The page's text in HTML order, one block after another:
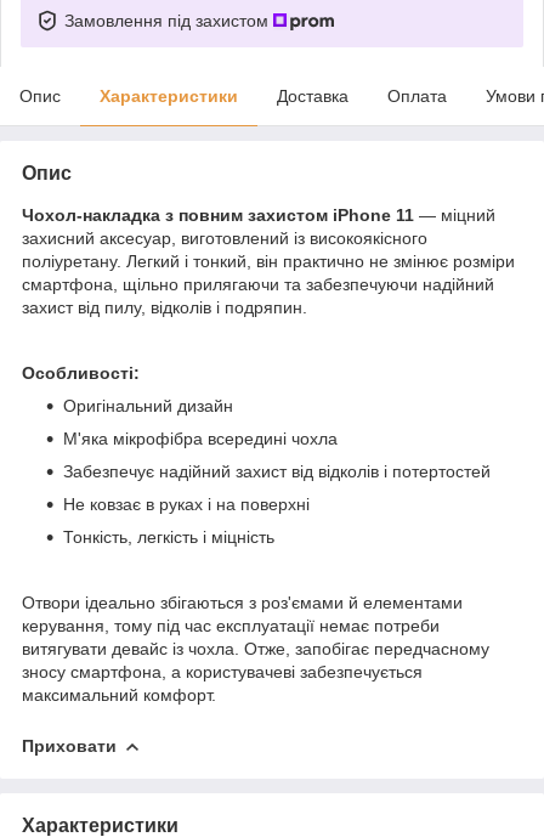
Замовлення під захистом
Опис Характеристики Доставка Оплата Умови
Опис
Чохол-накладка з повним захистом iPhone 11 — міцний
захисний аксесуар, виготовлений із високоякісного
поліуретану. Легкий і тонкий, він практично не змінює розміри
смартфона, щільно прилягаючи та забезпечуючи надійний
захист від пилу, відколів і подряпин.
Особливості:
Оригінальний дизайн
М'яка мікрофібра всередині чохла
Забезпечує надійний захист від відколів і потертостей
Не ковзає в руках і на поверхні
Тонкість, легкість і міцність
Отвори ідеально збігаються з роз'ємами й елементами
керування, тому під час експлуатації немає потреби
витягувати девайс із чохла. Отже, запобігає передчасному
зносу смартфона, а користувачеві забезпечується
максимальний комфорт.
Приховати
Характеристики